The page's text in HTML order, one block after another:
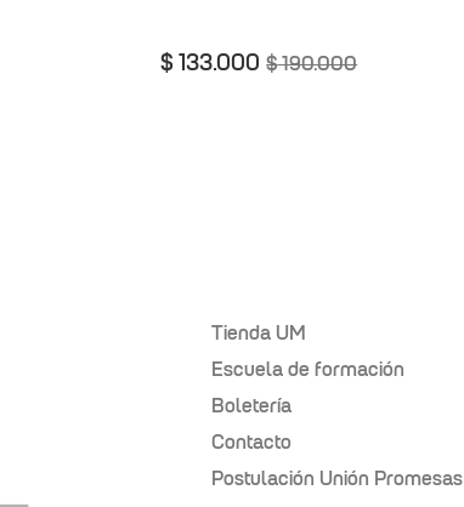
$190.000
$ 133.000
Tienda UM
Escuela de formación
Boletería
Contacto
Postulación Unión Promesas